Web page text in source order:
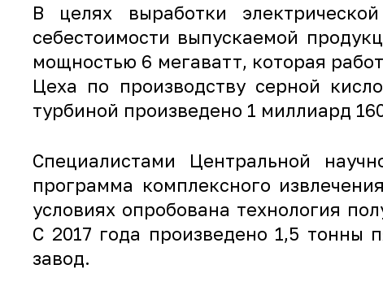
В целях выработки
себестоимости выпускаемой
мощностью 6 мегаватт, которая
Цеха по производству серной
турбиной произведено 1 миллиард
Специалистами Центральной
программа комплексного
условиях опробована технология
С 2017 года произведено 1,5 тонны
завод.